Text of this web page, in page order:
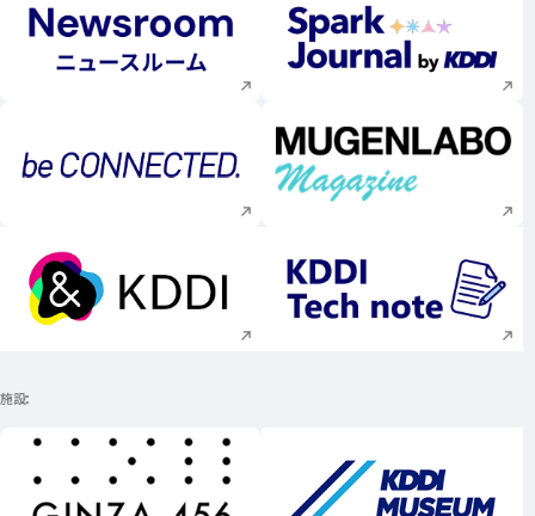
新規ウィンドウで開く 新規ウィンドウで
新規ウィンドウで開く 新規ウィンドウで
新規ウィンドウで開く 新規ウィンドウで
施設
新規ウィンドウで開く 新規ウィンドウで